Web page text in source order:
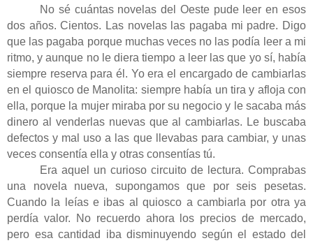
No sé cuántas novelas del Oeste pude leer en esos
dos años. Cientos. Las novelas las pagaba mi padre. Digo
que las pagaba porque muchas veces no las podía leer a mi
ritmo, y aunque no le diera tiempo a leer las que yo sí, había
siempre reserva para él. Yo era el encargado de cambiarlas
en el quiosco de Manolita: siempre había un tira y afloja con
ella, porque la mujer miraba por su negocio y le sacaba más
dinero al venderlas nuevas que al cambiarlas. Le buscaba
defectos y mal uso a las que llevabas para cambiar, y unas
veces consentía ella y otras consentías tú.
Era aquel un curioso circuito de lectura. Comprabas
una novela nueva, supongamos que por seis pesetas.
Cuando la leías e ibas al quiosco a cambiarla por otra ya
perdía valor. No recuerdo ahora los precios de mercado,
pero esa cantidad iba disminuyendo según el estado del